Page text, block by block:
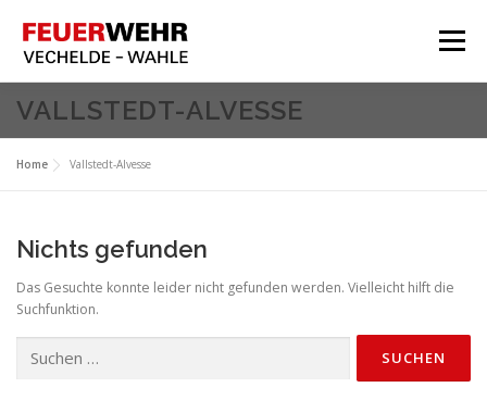
Inhalt
springen
Menü
HOME
Meine Feuerwehr
VALLSTEDT-ALVESSE
Home Vallstedt-Alvesse
Nichts gefunden
Das Gesuchte konnte leider nicht gefunden werden. Vielleicht hilft die
Suchfunktion.
nach: